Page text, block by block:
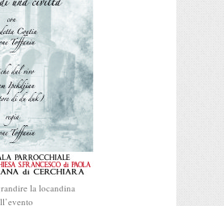
la locandina